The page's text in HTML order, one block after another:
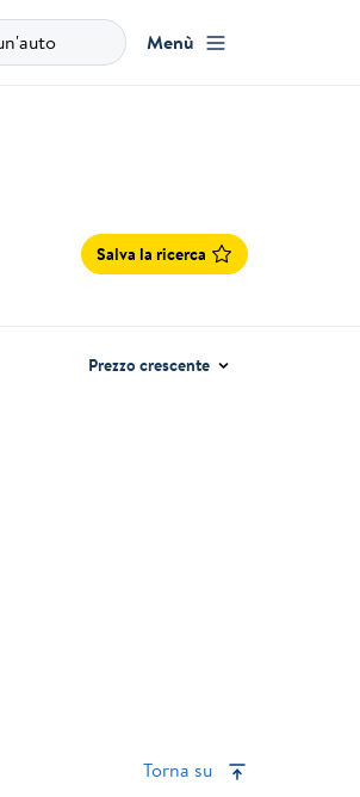
Menù
Salva la ricerca
Prezzo crescente
Torna su